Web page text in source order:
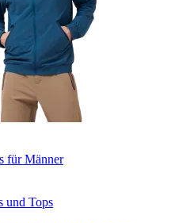
für Männer
und Tops